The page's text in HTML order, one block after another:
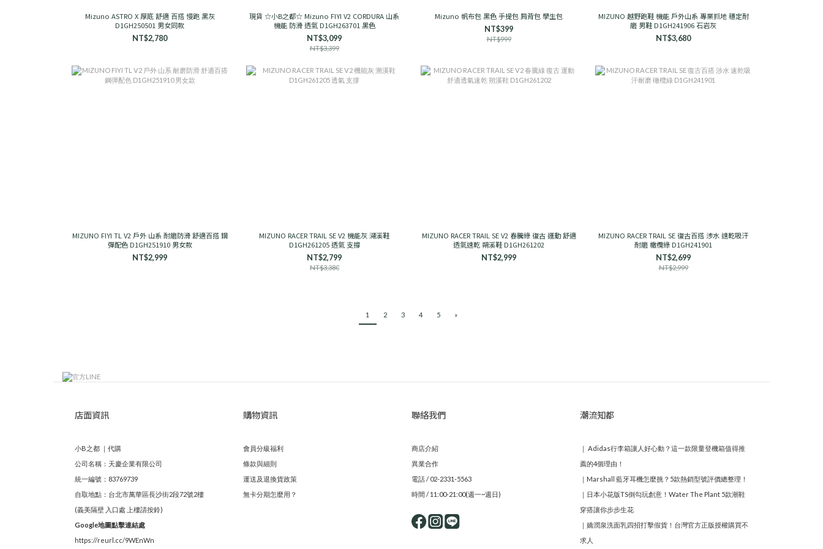
Mizuno ASTRO X 厚底 舒適 百搭 慢跑 黑灰
D1GH250501 男女同款
NT$2,780
現貨 ☆小B之都☆ Mizuno FIYI V2 CORDURA 山系
機能 防滑 透氣 D1GH263701 黑色
NT$3,099
NT$3,399
Mizuno 帆布包 黑色 手提包 肩背包 學生包
NT$399
NT$999
MIZUNO 越野跑鞋 機能 戶外山系 專業抓地 穩定耐
磨 男鞋 D1GH241906 石岩灰
NT$3,680
MIZUNO FIYI TL V2 戶外 山系 耐磨防滑 舒適百搭 鋼
彈配色 D1GH251910 男女款
NT$2,999
MIZUNO RACER TRAIL SE V2 機能灰 溯溪鞋
D1GH261205 透氣 支撐
NT$2,799
NT$3,380
MIZUNO RACER TRAIL SE V2 春騰綠 復古 運動 舒適
透氣速乾 朔溪鞋 D1GH261202
NT$2,999
MIZUNO RACER TRAIL SE 復古百搭 涉水 速乾吸汗
耐磨 橄欖綠 D1GH241901
NT$2,699
NT$2,999
1 2 3 4 5 »
店面資訊
小B之都 ｜代購
公司名稱：天慶企業有限公司
統一編號：83769739
自取地點：台北市萬華區長沙街2段72號2樓
(義美隔壁 入口處 上樓請按鈴)
Google地圖點擊連結處
https://reurl.cc/9WEnWn
購物資訊
會員分級福利
條款與細則
運送及退換貨政策
無卡分期怎麼用？
聯絡我們
商店介紹
異業合作
電話 / 02-2331-5563
時間 / 11:00-21:00(週一~週日)
潮流知都
｜ Adidas行李箱讓人好心動？這一款限量登機箱值得推
薦的4個理由！
｜ Marshall 藍牙耳機怎麼挑？5款熱銷型號評價總整理！
｜ 日本小花版TS倒勾玩創意！Water The Plant 5款潮鞋
穿搭讓你步步生花
｜ 嬌潤泉洗面乳四招打擊假貨！台灣官方正版授權購買不
求人